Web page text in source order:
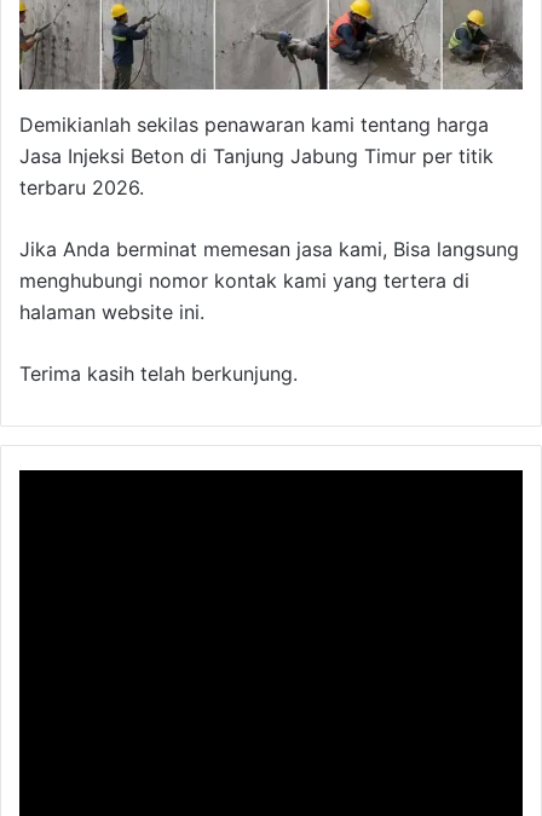
Demikianlah sekilas penawaran kami tentang harga
Jasa Injeksi Beton di Tanjung Jabung Timur per titik
terbaru 2026.
Jika Anda berminat memesan jasa kami, Bisa langsung
menghubungi nomor kontak kami yang tertera di
halaman website ini.
Terima kasih telah berkunjung.